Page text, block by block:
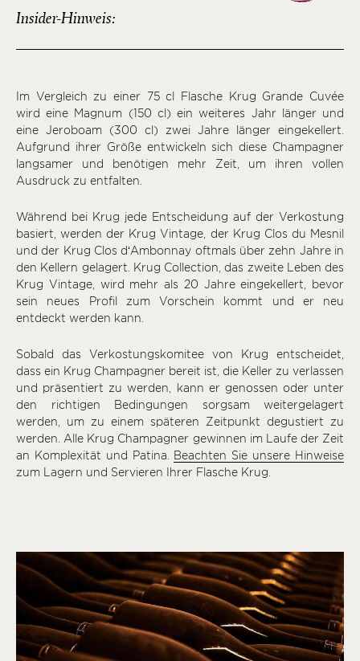
Insider-Hinweis:
Im Vergleich zu einer 75 cl Flasche Krug Grande Cuvée
wird eine Magnum (150 cl) ein weiteres Jahr länger und
eine Jeroboam (300 cl) zwei Jahre länger eingekellert.
Aufgrund ihrer Größe entwickeln sich diese Champagner
langsamer und benötigen mehr Zeit, um ihren vollen
Ausdruck zu entfalten.
Während bei Krug jede Entscheidung auf der Verkostung
basiert, werden der Krug Vintage, der Krug Clos du Mesnil
und der Krug Clos d‘Ambonnay oftmals über zehn Jahre in
den Kellern gelagert. Krug Collection, das zweite Leben des
Krug Vintage, wird mehr als 20 Jahre eingekellert, bevor
sein neues Profil zum Vorschein kommt und er neu
entdeckt werden kann.
Sobald das Verkostungskomitee von Krug entscheidet,
dass ein Krug Champagner bereit ist, die Keller zu verlassen
und präsentiert zu werden, kann er genossen oder unter
den richtigen Bedingungen sorgsam weitergelagert
werden, um zu einem späteren Zeitpunkt degustiert zu
werden. Alle Krug Champagner gewinnen im Laufe der Zeit
an Komplexität und Patina. Beachten Sie unsere Hinweise
zum Lagern und Servieren Ihrer Flasche Krug.